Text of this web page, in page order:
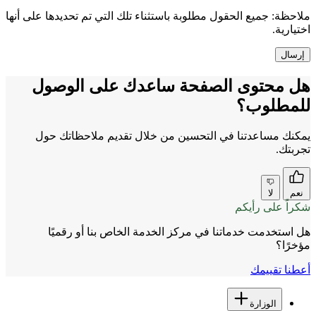
ملاحظة: جميع الحقول مطلوبة باستثناء تلك التي تم تحديدها على أنها
اختيارية.
هل محتوى الصفحة ساعدك على الوصول
للمطلوب؟
يمكنك مساعدتنا في التحسين من خلال تقديم ملاحظاتك حول
تجربتك.
نعم لا
شكراً على رأيكم
هل استخدمت خدماتنا في مركز الخدمة الخاص بنا أو رقميًا
مؤخرًا؟
أعطنا تقييمك
الوزارة